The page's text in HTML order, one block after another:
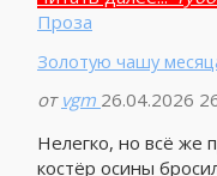
Проза
Золотую чашу
от vgm 26.04.2026
Нелегко, но всё же
костёр осины